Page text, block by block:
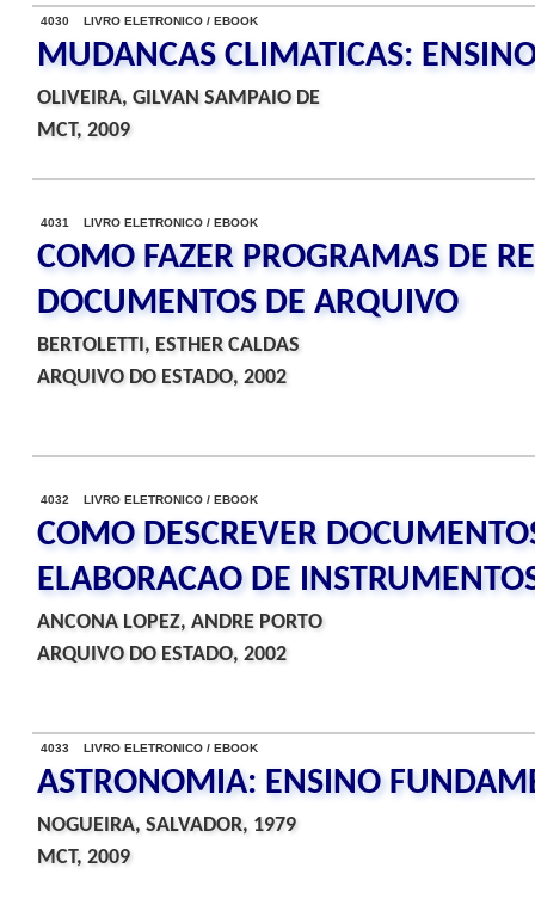
4030 LIVRO ELETRONICO / EBOOK
MUDANCAS CLIMATICAS:
OLIVEIRA, GILVAN SAMPAIO DE
MCT, 2009
4031 LIVRO ELETRONICO / EBOOK
COMO FAZER PROGRAMAS DE
DOCUMENTOS DE ARQUIVO
BERTOLETTI, ESTHER CALDAS
ARQUIVO DO ESTADO, 2002
4032 LIVRO ELETRONICO / EBOOK
COMO DESCREVER
ELABORACAO DE
ANCONA LOPEZ, ANDRE PORTO
ARQUIVO DO ESTADO, 2002
4033 LIVRO ELETRONICO / EBOOK
ASTRONOMIA: ENSINO
NOGUEIRA, SALVADOR, 1979
MCT, 2009